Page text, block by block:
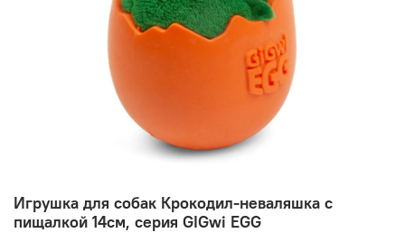
Игрушка для собак Крокодил-неваляшка с
пищалкой 14см, серия GIGwi EGG